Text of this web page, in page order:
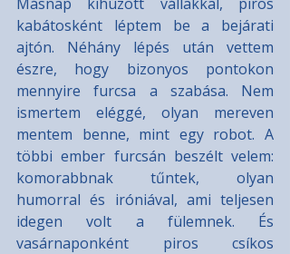
kabátosként léptem be a bejárati
ajtón. Néhány lépés után vettem
észre, hogy bizonyos pontokon
mennyire furcsa a szabása. Nem
ismertem eléggé, olyan mereven
mentem benne, mint egy robot. A
többi ember furcsán beszélt velem:
komorabbnak tűntek, olyan
humorral és iróniával, ami teljesen
idegen volt a fülemnek. És
vasárnaponként piros csíkos